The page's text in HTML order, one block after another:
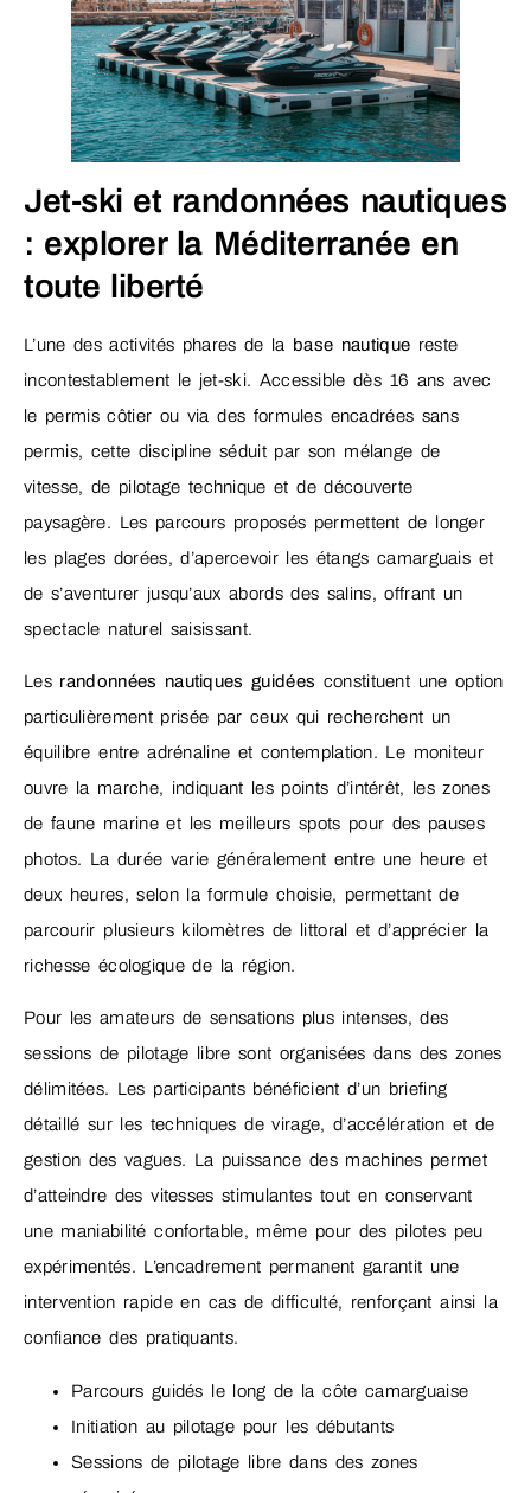
Jet-ski et randonnées nautiques
: explorer la Méditerranée en
toute liberté
L’une des activités phares de la base nautique reste
incontestablement le jet-ski. Accessible dès 16 ans avec
le permis côtier ou via des formules encadrées sans
permis, cette discipline séduit par son mélange de
vitesse, de pilotage technique et de découverte
paysagère. Les parcours proposés permettent de longer
les plages dorées, d’apercevoir les étangs camarguais et
de s’aventurer jusqu’aux abords des salins, offrant un
spectacle naturel saisissant.
Les randonnées nautiques guidées constituent une option
particulièrement prisée par ceux qui recherchent un
équilibre entre adrénaline et contemplation. Le moniteur
ouvre la marche, indiquant les points d’intérêt, les zones
de faune marine et les meilleurs spots pour des pauses
photos. La durée varie généralement entre une heure et
deux heures, selon la formule choisie, permettant de
parcourir plusieurs kilomètres de littoral et d’apprécier la
richesse écologique de la région.
Pour les amateurs de sensations plus intenses, des
sessions de pilotage libre sont organisées dans des zones
délimitées. Les participants bénéficient d’un briefing
détaillé sur les techniques de virage, d’accélération et de
gestion des vagues. La puissance des machines permet
d’atteindre des vitesses stimulantes tout en conservant
une maniabilité confortable, même pour des pilotes peu
expérimentés. L’encadrement permanent garantit une
intervention rapide en cas de difficulté, renforçant ainsi la
confiance des pratiquants.
Parcours guidés le long de la côte camarguaise
Initiation au pilotage pour les débutants
Sessions de pilotage libre dans des zones